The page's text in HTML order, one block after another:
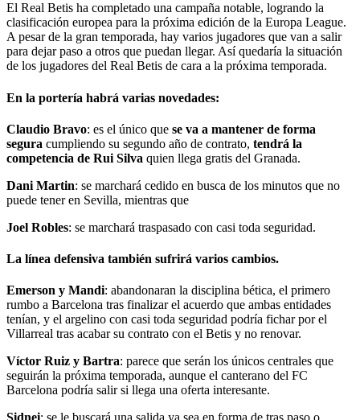
El Real Betis ha completado una campaña notable, logrando la
clasificación europea para la próxima edición de la Europa League.
A pesar de la gran temporada, hay varios jugadores que van a salir
para dejar paso a otros que puedan llegar. Así quedaría la situación
de los jugadores del Real Betis de cara a la próxima temporada.
En la portería habrá varias novedades:
Claudio Bravo: es el único que se va a mantener de forma
segura cumpliendo su segundo año de contrato, tendrá la
competencia de Rui Silva quien llega gratis del Granada.
Dani Martin: se marchará cedido en busca de los minutos que no
puede tener en Sevilla, mientras que
Joel Robles: se marchará traspasado con casi toda seguridad.
La línea defensiva también sufrirá varios cambios.
Emerson y Mandi: abandonaran la disciplina bética, el primero
rumbo a Barcelona tras finalizar el acuerdo que ambas entidades
tenían, y el argelino con casi toda seguridad podría fichar por el
Villarreal tras acabar su contrato con el Betis y no renovar.
Víctor Ruiz y Bartra: parece que serán los únicos centrales que
seguirán la próxima temporada, aunque el canterano del FC
Barcelona podría salir si llega una oferta interesante.